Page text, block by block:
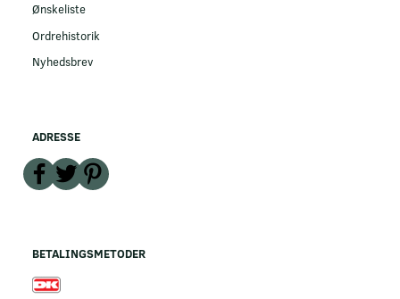
Ønskeliste
Ordrehistorik
Nyhedsbrev
ADRESSE
BETALINGSMETODER